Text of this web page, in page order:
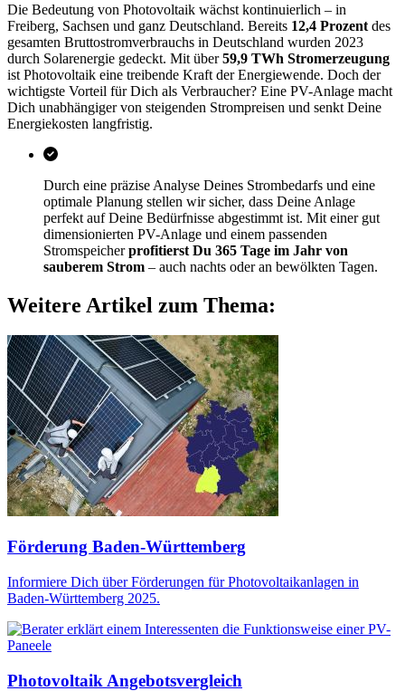
Die Bedeutung von Photovoltaik wächst kontinuierlich – in
Freiberg, Sachsen und ganz Deutschland. Bereits 12,4 Prozent des
gesamten Bruttostromverbrauchs in Deutschland wurden 2023
durch Solarenergie gedeckt. Mit über59,9 TWh Stromerzeugung
ist Photovoltaik eine treibende Kraft der Energiewende. Doch der
wichtigste Vorteil für Dich als Verbraucher? Eine PV-Anlage macht
Dich unabhängiger von steigenden Strompreisen und senkt Deine
Energiekosten langfristig.
Durch eine präzise Analyse Deines Strombedarfs und eine
optimale Planung stellen wir sicher, dass Deine Anlage
perfekt auf Deine Bedürfnisse abgestimmt ist. Mit einer gut
dimensionierten PV-Anlage und einem passenden
Stromspeicherprofitierst Du 365 Tage im Jahr von
sauberem Strom – auch nachts oder an bewölkten Tagen.
Weitere Artikel zum Thema:
Förderung Baden-Württemberg
Informiere Dich über Förderungen für Photovoltaikanlagen in
Baden-Württemberg 2025.
Photovoltaik Angebotsvergleich